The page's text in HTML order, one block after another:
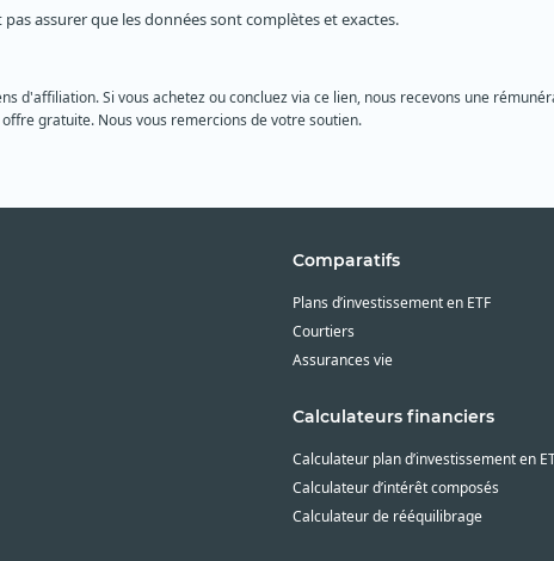
assurer que les données sont complètes et exactes.
d'affiliation. Si vous achetez ou concluez via ce lien, nous recevons une
gratuite. Nous vous remercions de votre soutien.
Comparatifs
Plans d’investissement en ETF
Courtiers
Assurances vie
Calculateurs financiers
Calculateur plan d’investissement en
Calculateur d’intérêt composés
Calculateur de rééquilibrage